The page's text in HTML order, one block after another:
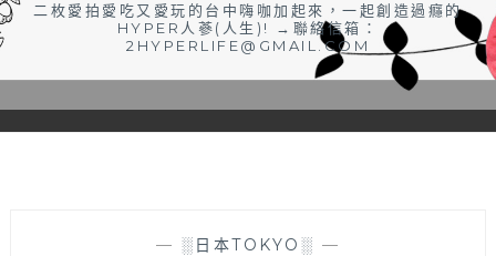
二枚愛拍愛吃又愛玩的台中嗨咖加起來，一起創造過癮的
HYPER人蔘(人生)! →聯絡信箱：
2HYPERLIFE@GMAIL.COM
— ░日本TOKYO░ —